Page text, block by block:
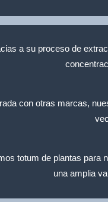
a su proceso de
con otras marcas,
totum de plantas para
una amplia